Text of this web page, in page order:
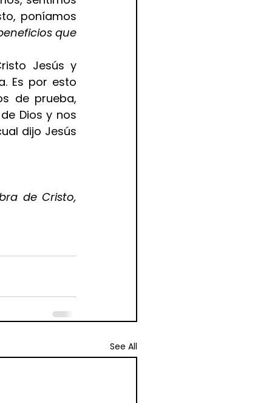
poníamos
que
Jesús y
Es por esto
de prueba,
Dios y nos
dijo Jesús
de Cristo,
See All